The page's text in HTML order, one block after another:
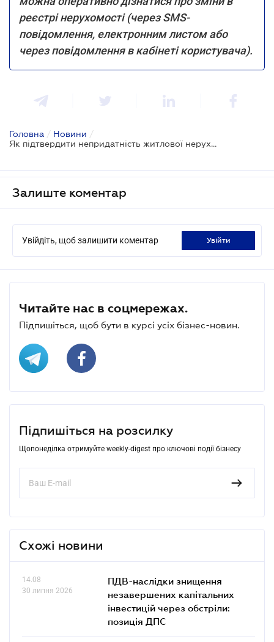
реєстрі нерухомості (через SMS-
повідомлення, електронним листом або
через повідомлення в кабінеті користувача).
Головна / Новини /
Як підтвердити непридатність житлової нерухомості для проживання
Залиште коментар
Увійдіть, щоб залишити коментар увійти
Читайте нас в соцмережах.
Підпишіться, щоб бути в курсі усіх бізнес-новин.
Підпишіться на розсилку
Щопонеділка отримуйте weekly-digest про ключові події бізнесу
Схожі новини
14.08
30 липня 2026
ПДВ-наслідки знищення
незавершених капітальних
інвестицій через обстріли:
позиція ДПС